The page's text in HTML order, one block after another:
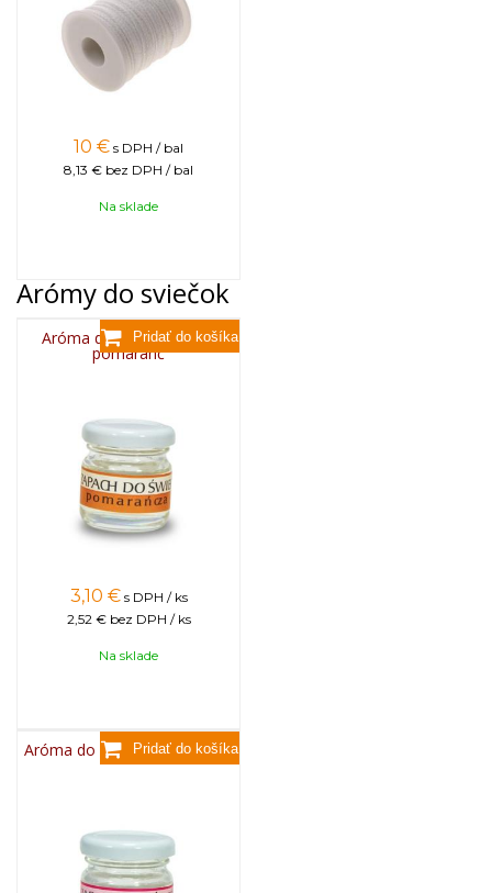
10 € s DPH / bal
8,13 € bez DPH / bal
Na sklade
Arómy do sviečok
Aróma do sviečok, 25g -
pomaranč
3,10 € s DPH / ks
2,52 € bez DPH / ks
Na sklade
Aróma do sviečok, 25g - ruža